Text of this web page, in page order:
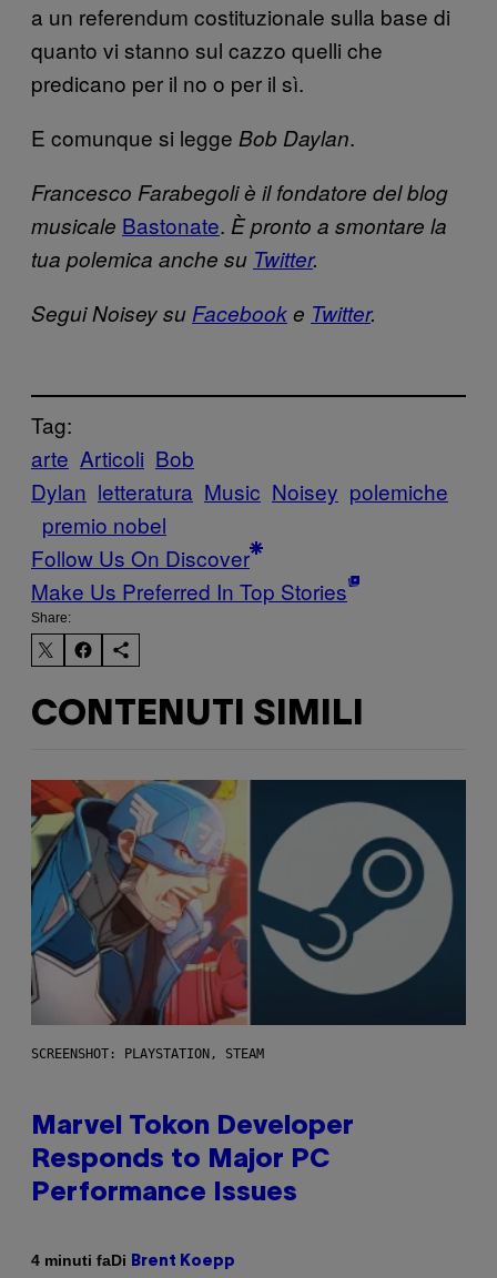
a un referendum costituzionale sulla base di
quanto vi stanno sul cazzo quelli che
predicano per il no o per il sì.
E comunque si legge Bob Daylan.
Francesco Farabegoli è il fondatore del blog
musicale Bastonate. Èpronto a smontare la
tua polemica anche su Twitter.
Segui Noisey su Facebooke Twitter.
Tag:
arte Articoli Bob
Dylan letteratura Music Noisey polemiche
premio nobel
Follow Us On Discover
Make Us Preferred In Top Stories
Share:
CONTENUTI SIMILI
SCREENSHOT: PLAYSTATION, STEAM
Marvel Tokon Developer
Responds to Major PC
Performance Issues
4 minuti faDi Brent Koepp